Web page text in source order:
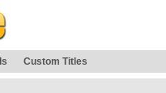
Custom Titles